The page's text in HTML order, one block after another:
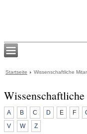
Startseite Wissenschaftliche
A B C D E F
V
W Z